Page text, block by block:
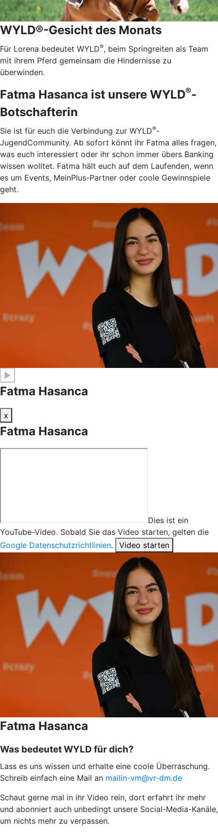
WYLD®-Gesicht des Monats
Für Lorena bedeutet WYLD®, beim Springreiten als Team
mit ihrem Pferd gemeinsam die Hindernisse zu
überwinden.
Fatma Hasanca ist unsere WYLD®-
Botschafterin
Sie ist für euch die Verbindung zur WYLD®-
JugendCommunity. Ab sofort könnt ihr Fatma alles fragen,
was euch interessiert oder ihr schon immer übers Banking
wissen wolltet. Fatma hält euch auf dem Laufenden, wenn
es um Events, MeinPlus-Partner oder coole Gewinnspiele
geht.
▶
Fatma Hasanca
x
Fatma Hasanca
Dies ist ein
YouTube-Video. Sobald Sie das Video starten, gelten die
Google Datenschutzrichtlinien. Video starten
Fatma Hasanca
Was bedeutet WYLD für dich?
Lass es uns wissen und erhalte eine coole Überraschung.
Schreib einfach eine Mail an mailin-vm@vr-dm.de
Schaut gerne mal in ihr Video rein, dort erfahrt ihr mehr
und abonniert auch unbedingt unsere Social-Media-Kanäle,
um nichts mehr zu verpassen.